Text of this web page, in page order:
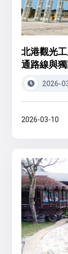
北港觀光
通路線與
2026-
2026-03-10